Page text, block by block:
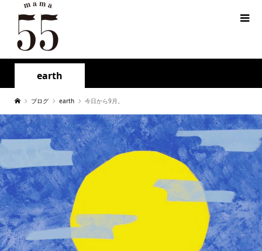
earth
ブログ earth 今日から9月。